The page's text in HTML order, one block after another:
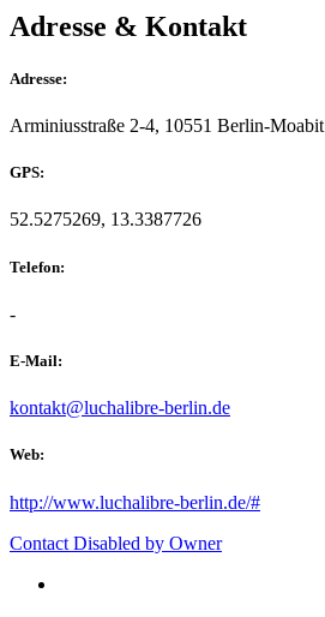
Adresse & Kontakt
Adresse:
Arminiusstraße 2-4, 10551 Berlin-Moabit
GPS:
52.5275269, 13.3387726
Telefon:
-
E-Mail:
kontakt@luchalibre-berlin.de
Web:
http://www.luchalibre-berlin.de/#
Contact Disabled by Owner